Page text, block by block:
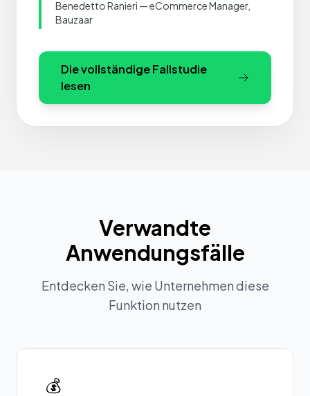
Benedetto Ranieri — eCommerce Manager,
Bauzaar
Die vollständige Fallstudie
lesen
Verwandte
Anwendungsfälle
Entdecken Sie, wie Unternehmen diese
Funktion nutzen
💰